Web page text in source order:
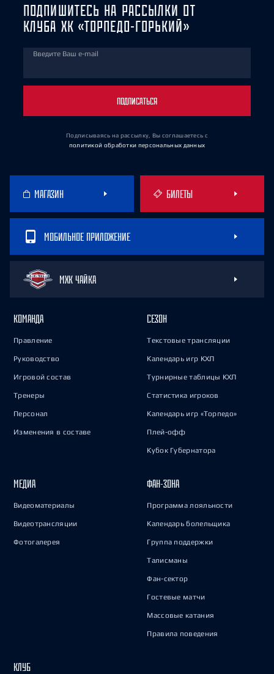
ПОДПИШИТЕСЬ НА РАССЫЛКИ ОТ
КЛУБА ХК «ТОРПЕДО-ГОРЬКИЙ»
Введите Ваш e-mail
ПОДПИСАТЬСЯ
Подписываясь на рассылку, Вы соглашаетесь с
политикой обработки персональных данных
МАГАЗИН БИЛЕТЫ
МОБИЛЬНОЕ ПРИЛОЖЕНИЕ
МХК ЧАЙКА
КОМАНДА
Правление
Руководство
Игровой состав
Тренеры
Персонал
Изменения в составе
СЕЗОН
Текстовые трансляции
Календарь игр КХЛ
Турнирные таблицы КХЛ
Статистика игроков
Календарь игр «Торпедо»
Плей-офф
Кубок Губернатора
МЕДИА
Видеоматериалы
Видеотрансляции
Фотогалерея
ФАН-ЗОНА
Программа лояльности
Календарь болельщика
Группа поддержки
Талисманы
Фан-сектор
Гостевые матчи
Массовые катания
Правила поведения
КЛУБ